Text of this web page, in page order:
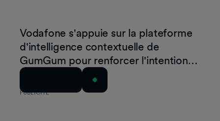
PUBLICITÉ
Vodafone s'appuie sur la plateforme
d'intelligence contextuelle de
GumGum pour renforcer l'intention
d'achat autour du Samsung Galaxy Z
Flip3